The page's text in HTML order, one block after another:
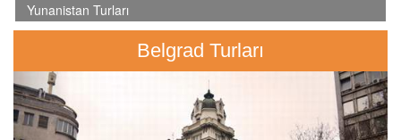
Yunanistan Turları
Belgrad Turları
Previous Next